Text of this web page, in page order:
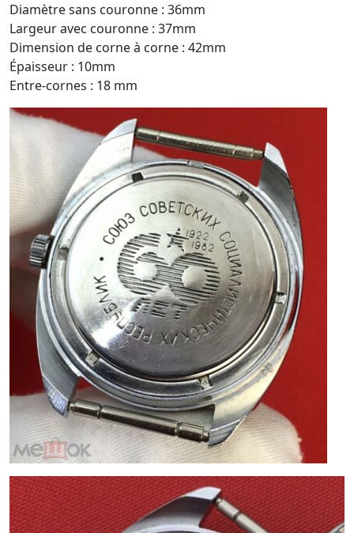
Diamètre sans couronne : 36mm
Largeur avec couronne : 37mm
Dimension de corne à corne : 42mm
Épaisseur : 10mm
Entre-cornes : 18 mm